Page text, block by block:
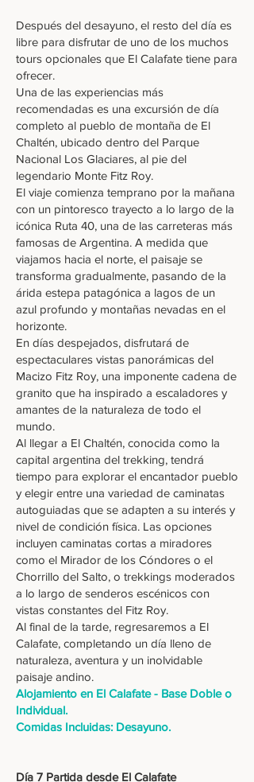
Después del desayuno, el resto del día es
libre para disfrutar de uno de los muchos
tours opcionales que El Calafate tiene para
ofrecer.
Una de las experiencias más
recomendadas es una excursión de día
completo al pueblo de montaña de El
Chaltén, ubicado dentro del Parque
Nacional Los Glaciares, al pie del
legendario Monte Fitz Roy.
El viaje comienza temprano por la mañana
con un pintoresco trayecto a lo largo de la
icónica Ruta 40, una de las carreteras más
famosas de Argentina. A medida que
viajamos hacia el norte, el paisaje se
transforma gradualmente, pasando de la
árida estepa patagónica a lagos de un
azul profundo y montañas nevadas en el
horizonte.
En días despejados, disfrutará de
espectaculares vistas panorámicas del
Macizo Fitz Roy, una imponente cadena de
granito que ha inspirado a escaladores y
amantes de la naturaleza de todo el
mundo.
Al llegar a El Chaltén, conocida como la
capital argentina del trekking, tendrá
tiempo para explorar el encantador pueblo
y elegir entre una variedad de caminatas
autoguiadas que se adapten a su interés y
nivel de condición física. Las opciones
incluyen caminatas cortas a miradores
como el Mirador de los Cóndores o el
Chorrillo del Salto, o trekkings moderados
a lo largo de senderos escénicos con
vistas constantes del Fitz Roy.
Al final de la tarde, regresaremos a El
Calafate, completando un día lleno de
naturaleza, aventura y un inolvidable
paisaje andino.
Alojamiento en El Calafate - Base Doble o
Individual.
Comidas Incluidas: Desayuno.
Día 7 Partida desde El Calafate